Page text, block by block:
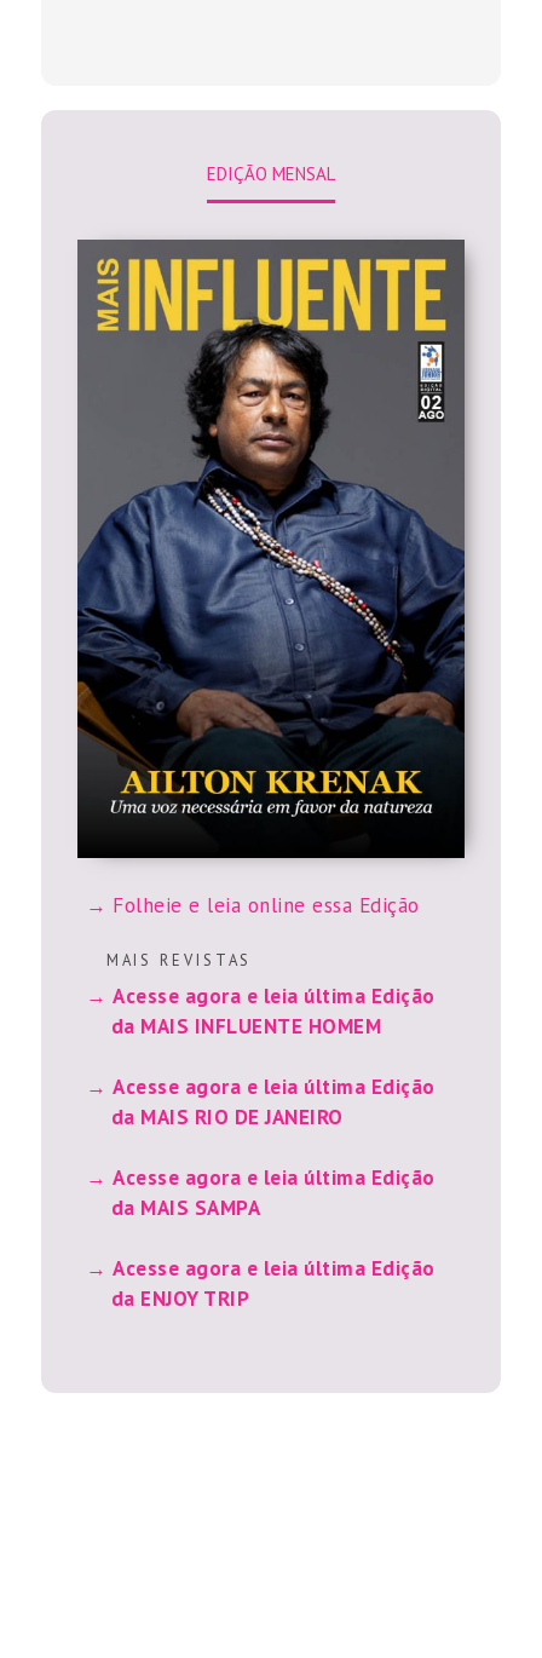
EDIÇÃO MENSAL
Folheie e leia online essa Edição
M A I S R E V I S T A S
Acesse agora e leia última Edição
da MAIS INFLUENTE HOMEM
Acesse agora e leia última Edição
da MAIS RIO DE JANEIRO
Acesse agora e leia última Edição
da MAIS SAMPA
Acesse agora e leia última Edição
da ENJOY TRIP